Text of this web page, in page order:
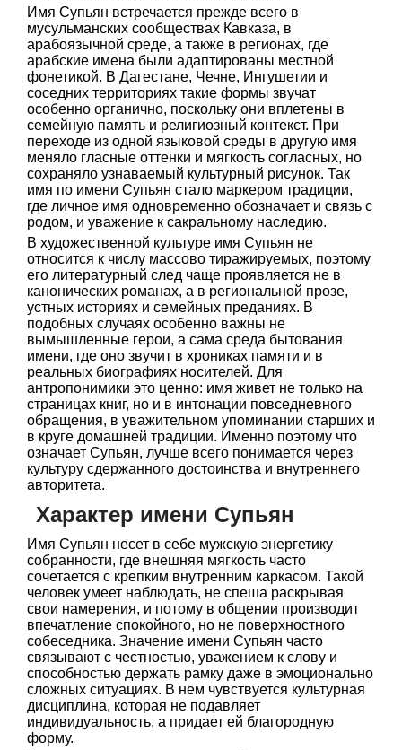
Имя Супьян встречается прежде всего в
мусульманских сообществах Кавказа, в
арабоязычной среде, а также в регионах, где
арабские имена были адаптированы местной
фонетикой. В Дагестане, Чечне, Ингушетии и
соседних территориях такие формы звучат
особенно органично, поскольку они вплетены в
семейную память и религиозный контекст. При
переходе из одной языковой среды в другую имя
меняло гласные оттенки и мягкость согласных, но
сохраняло узнаваемый культурный рисунок. Так
имя по имени Супьян стало маркером традиции,
где личное имя одновременно обозначает и связь с
родом, и уважение к сакральному наследию.
В художественной культуре имя Супьян не
относится к числу массово тиражируемых, поэтому
его литературный след чаще проявляется не в
канонических романах, а в региональной прозе,
устных историях и семейных преданиях. В
подобных случаях особенно важны не
вымышленные герои, а сама среда бытования
имени, где оно звучит в хрониках памяти и в
реальных биографиях носителей. Для
антропонимики это ценно: имя живет не только на
страницах книг, но и в интонации повседневного
обращения, в уважительном упоминании старших и
в круге домашней традиции. Именно поэтому что
означает Супьян, лучше всего понимается через
культуру сдержанного достоинства и внутреннего
авторитета.
Характер имени Супьян
Имя Супьян несет в себе мужскую энергетику
собранности, где внешняя мягкость часто
сочетается с крепким внутренним каркасом. Такой
человек умеет наблюдать, не спеша раскрывая
свои намерения, и потому в общении производит
впечатление спокойного, но не поверхностного
собеседника. Значение имени Супьян часто
связывают с честностью, уважением к слову и
способностью держать рамку даже в эмоционально
сложных ситуациях. В нем чувствуется культурная
дисциплина, которая не подавляет
индивидуальность, а придает ей благородную
форму.